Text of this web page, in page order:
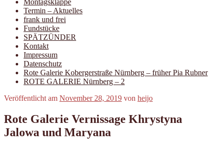
Montagsklappe
Termin – Aktuelles
frank und frei
Fundstücke
SPÄTZÜNDER
Kontakt
Impressum
Datenschutz
Rote Galerie Kobergerstraße Nürnberg – früher Pia Rubner
ROTE GALERIE Nürnberg – 2
Veröffentlicht am November 28, 2019 von heijo
Rote Galerie Vernissage Khrystyna
Jalowa und Maryana